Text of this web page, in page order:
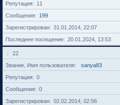
Репутация
11
Сообщения
199
Зарегистрирован
31.01.2014, 22:07
Последнее посещение
20.01.2024, 13:53
22
Звание, Имя пользователя
sanya83
Репутация
0
Сообщения
0
Зарегистрирован
02.02.2014, 02:56